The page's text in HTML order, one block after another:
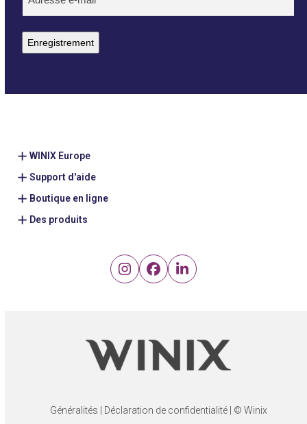
mailadres(Nécessaire)
Enregistrement
WINIX Europe
Support d'aide
Boutique en ligne
Des produits
Instagram
FacebookLinkedIn
Généralités Déclaration de confidentialité| © Winix